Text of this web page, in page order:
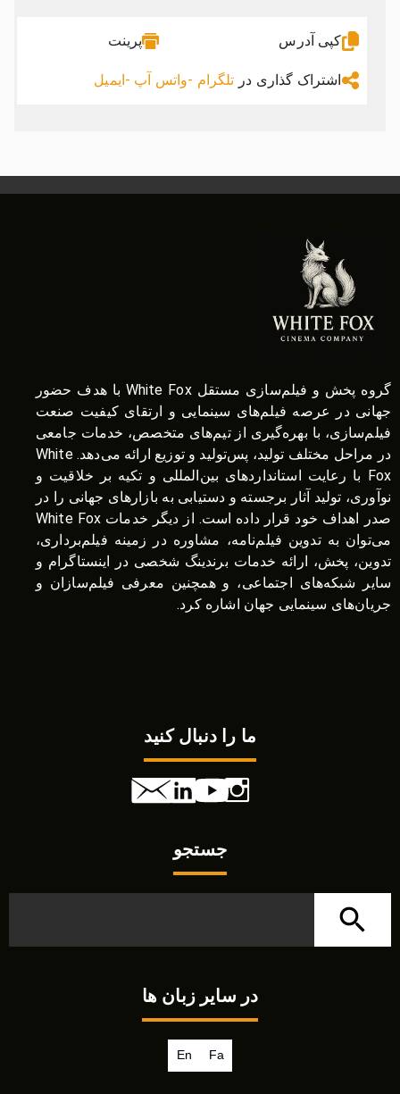
کپی آدرس پرینت
اشتراک گذاری در تلگرام -واتس آپ -ایمیل
گروه پخش و فیلم‌سازی مستقل White Fox با هدف حضور
جهانی در عرصه فیلم‌های سینمایی و ارتقای کیفیت صنعت
فیلم‌سازی، با بهره‌گیری از تیم‌های متخصص، خدمات جامعی
در مراحل مختلف تولید، پس‌تولید و توزیع ارائه می‌دهد. White
Fox با رعایت استانداردهای بین‌المللی و تکیه بر خلاقیت و
نوآوری، تولید آثار برجسته و دستیابی به بازارهای جهانی را در
صدر اهداف خود قرار داده است. از دیگر خدمات White Fox
می‌توان به تدوین فیلم‌نامه، مشاوره در زمینه فیلم‌برداری،
تدوین، پخش، ارائه خدمات برندینگ شخصی در اینستاگرام و
سایر شبکه‌های اجتماعی، و همچنین معرفی فیلم‌سازان و
جریان‌های سینمایی جهان اشاره کرد.
ما را دنبال کنید
جستجو
در سایر زبان ها
Fa
En